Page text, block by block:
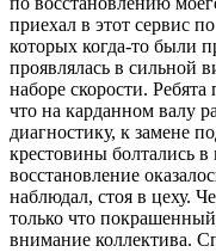
приехал в этот сервис
которых когда-то были
проявлялась в сильной
наборе скорости.
что на карданном валу
диагностику, к замене
крестовины болтались
восстановление
наблюдал, стоя в цеху.
только что
внимание коллектива.